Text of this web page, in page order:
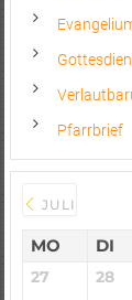
Pfarrbrief
JULI
MO DI
27 28